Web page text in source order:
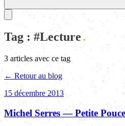
Tag : #Lecture
3 articles avec ce tag
← Retour au blog
15 décembre 2013
Michel Serres — Petite